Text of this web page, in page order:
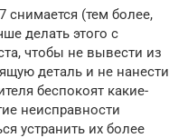
снимается (тем более,
делать этого с
чтобы не вывести из
деталь и не нанести
беспокоят какие-
неисправности
устранить их более